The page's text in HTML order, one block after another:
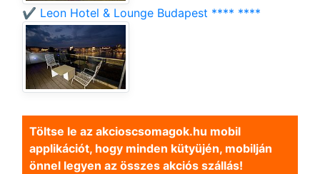
✔️ Leon Hotel & Lounge Budapest **** ****
Töltse le az akcioscsomagok.hu mobil
applikációt, hogy minden kütyüjén, mobilján
önnel legyen az összes akciós szállás!